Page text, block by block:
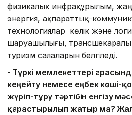
физикалық инфрақұрылым,
энергия, ақпараттық-
технологиялар, көлік және
шаруашылығы,
туризм салаларын белгіледі.
- Түркі мемлекеттері
кеңейту немесе еңбек көші-
жүріп-тұру тәртібін енгізу
қарастырылып жатыр ма?